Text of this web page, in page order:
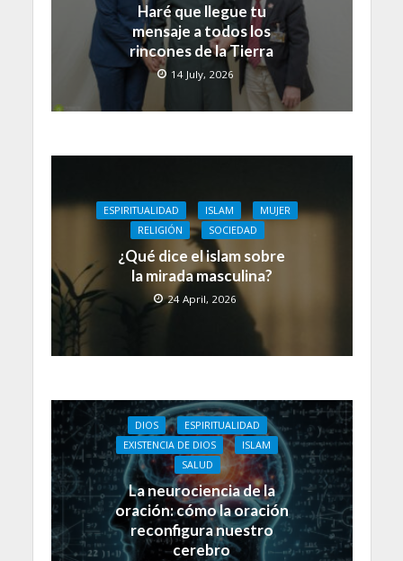
Haré que llegue tu
mensaje a todos los
rincones de la Tierra
14 July, 2026
ESPIRITUALIDAD ISLAM
MUJER
RELIGIÓN
SOCIEDAD
¿Qué dice el islam sobre
la mirada masculina?
24 April, 2026
DIOS
ESPIRITUALIDAD
EXISTENCIA DE DIOS
ISLAM
SALUD
La neurociencia de la
oración: cómo la oración
reconfigura nuestro
cerebro